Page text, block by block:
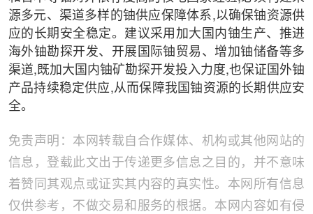
源多元、渠道多样的铀供应保障体系,以确保铀资源供
应的长期安全稳定。建议采用加大国内铀生产、推进
海外铀勘探开发、开展国际铀贸易、增加铀储备等多
渠道,既加大国内铀矿勘探开发投入力度,也保证国外铀
产品持续稳定供应,从而保障我国铀资源的长期供应安
全。
免责声明：本网转载自合作媒体、机构或其他网站的
信息，登载此文出于传递更多信息之目的，并不意味
着赞同其观点或证实其内容的真实性。本网所有信息
仅供参考，不做交易和服务的根据。本网内容如有侵